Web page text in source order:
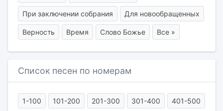
При заключении собрания Для новообращенных
Верность Время Слово Божье Все »
Список песен по номерам
1-100 101-200 201-300 301-400 401-500